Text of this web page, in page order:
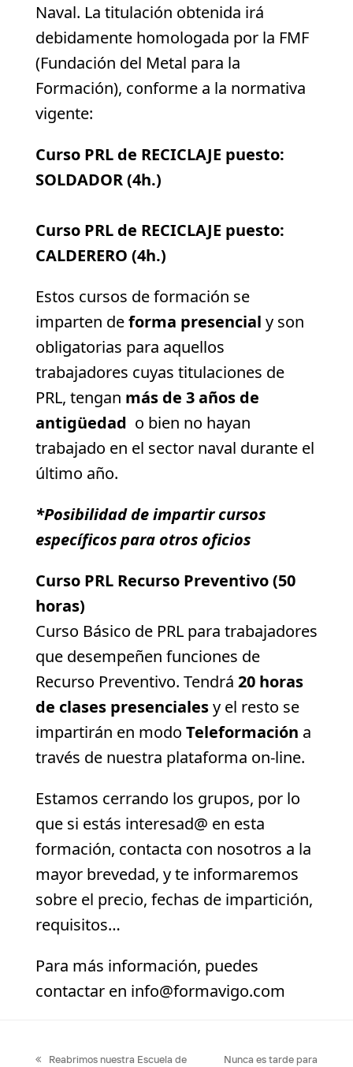
Naval. La titulación obtenida irá
debidamente homologada por la FMF
(Fundación del Metal para la
Formación), conforme a la normativa
vigente:
Curso PRL de RECICLAJE puesto:
SOLDADOR (4h.)
Curso PRL de RECICLAJE puesto:
CALDERERO (4h.)
Estos cursos de formación se
imparten deforma presencial y son
obligatorias para aquellos
trabajadores cuyas titulaciones de
PRL, tengan más de 3 años de
antigüedad o bien no hayan
trabajado en el sector naval durante el
último año.
*Posibilidad de impartir cursos
específicos para otros oficios
Curso PRL Recurso Preventivo (50
horas)
Curso Básico de PRL para trabajadores
que desempeñen funciones de
Recurso Preventivo. Tendrá 20 horas
de clases presencialesy el resto se
impartirán en modo Teleformación a
través de nuestra plataforma on-line.
Estamos cerrando los grupos, por lo
que si estás interesad@ en esta
formación, contacta con nosotros a la
mayor brevedad, y te informaremos
sobre el precio, fechas de impartición,
requisitos…
Para más información, puedes
contactar en info@formavigo.com
previous
Reabrimos nuestra Escuela de
next
Nunca es tarde para